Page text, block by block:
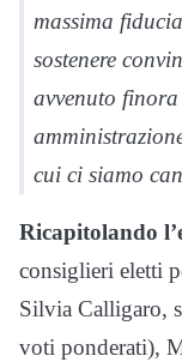
massima
sostenere
avvenuto
cui ci siamo
Ricapitolando
consiglieri eletti
Silvia Calligaro,
voti ponderati),